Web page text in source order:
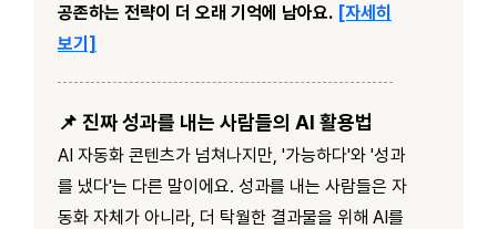
공존하는 전략이 더 오래 기억에 남아요. [자세히
보기]
📌 진짜 성과를 내는 사람들의 AI 활용법
AI 자동화 콘텐츠가 넘쳐나지만, '가능하다'와 '성과
를 냈다'는 다른 말이에요. 성과를 내는 사람들은 자
동화 자체가 아니라, 더 탁월한 결과물을 위해 AI를